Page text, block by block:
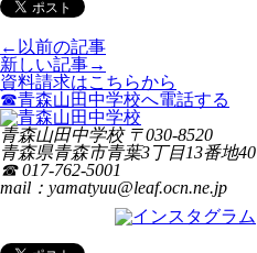
←以前の記事
新しい記事→
資料請求はこちらから
☎青森山田中学校へ電話する
青森山田中学校〒030-8520
青森県青森市青葉3丁目13番地40
☎ 017-762-5001
mail：yamatyuu@leaf.ocn.ne.jp